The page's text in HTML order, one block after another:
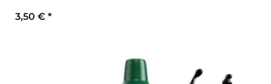
3,50 € *